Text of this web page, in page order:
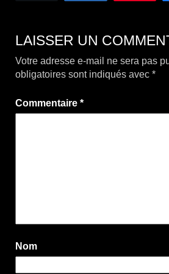
LAISSER UN
Votre adresse e-mail ne sera pas
obligatoires sont indiqués avec *
Commentaire *
Nom